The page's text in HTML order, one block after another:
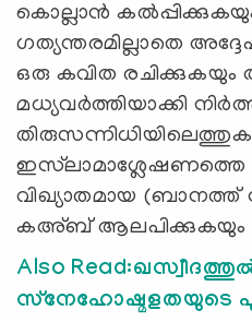
കൊല്ലാന്‍
ഗത്യന്തരമില്ലാതെ
ഒരു കവിത
മധ്യവര്‍ത്തിയാക്കി
ഇസ്‌ലാമാശ്ലേഷണത്തെ
വിഖ്യാതമായ
കഅ്ബ് ആലപിക്കുകയും
Also
സ്‌നേഹോഷ്മളതയുടെ